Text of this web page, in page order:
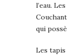
l’eau.
qui
Les tapis